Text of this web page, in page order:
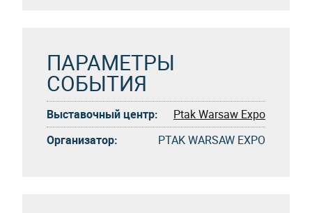
ПАРАМЕТРЫ
СОБЫТИЯ
Выставочный центр:
Ptak Warsaw Expo
Организатор:
PTAK WARSAW EXPO